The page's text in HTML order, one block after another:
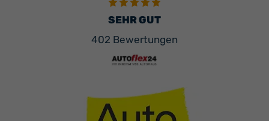
SEHR GUT
402 Bewertungen